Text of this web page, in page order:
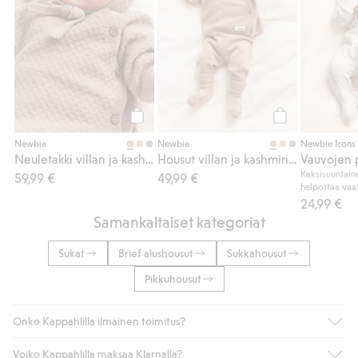
Osta
Newbie
59,99 €
Newbie
49,99 €
Newbie Icons
Vauvojen
helpottaa
24,99 €
Samankaltaiset kategoriat
Sukat Brief alushousut
Sukkahousut
Pikkuhousut
Onko Kappahlilla ilmainen toimitus?
Voiko Kappahlilla maksaa Klarnalla?